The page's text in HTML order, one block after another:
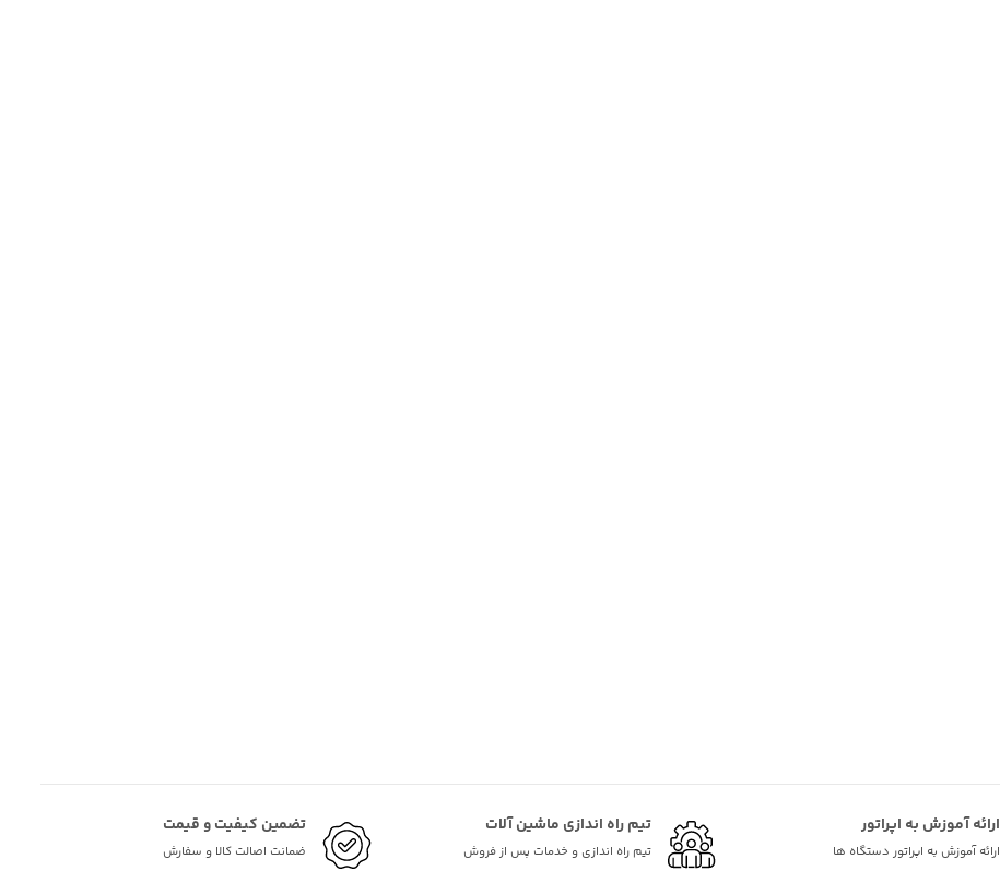
ارائه آموزش به اپراتور
ارائه آموزش به اپراتور دستگاه ها
تیم راه اندازی ماشین آلات
تیم راه اندازی و خدمات پس از فروش
تضمین کیفیت و قیمت
ضمانت اصالت کالا و سفارش